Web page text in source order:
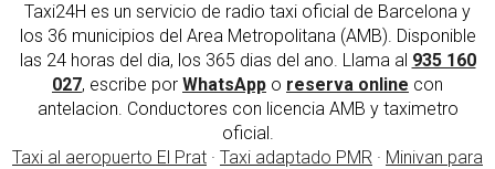
Taxi24H es un servicio de radio taxi oficial de Barcelona y
los 36 municipios del Area Metropolitana (AMB). Disponible
las 24 horas del dia, los 365 dias del ano. Llama al 935 160
027, escribe por WhatsApp o reserva online con
antelacion. Conductores con licencia AMB y taximetro
oficial.
Taxi al aeropuerto El Prat · Taxi adaptado PMR · Minivan para